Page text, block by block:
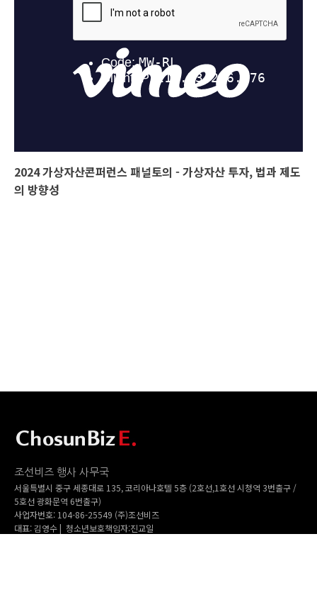
2024 가상자산콘퍼런스 패널토의 - 가상자산 투자, 법과 제도
의 방향성
조선비즈 행사 사무국
서울특별시 중구 세종대로 135, 코리아나호텔 5층 (2호선,1호선 시청역 3번출구 /
5호선 광화문역 6번출구)
사업자번호: 104-86-25549 (주)조선비즈
대표: 김영수 | 청소년보호책임자:진교일